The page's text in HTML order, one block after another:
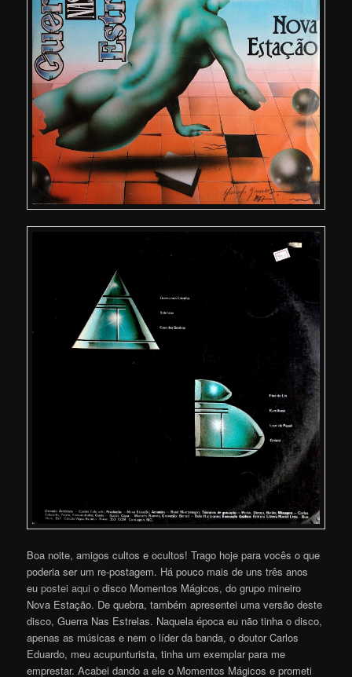
Boa noite, amigos cultos e ocultos! Trago hoje para vocês o que
poderia ser um re-postagem. Há pouco mais de uns três anos
eupostei aqui o disco Momentos Mágicos, do grupo mineiro
Nova Estação. De quebra, também apresentei uma versão deste
disco, Guerra Nas Estrelas. Naquela época eu não tinha o disco,
apenas as músicas e nem o líder da banda, o doutor Carlos
Eduardo, meu acupunturista, tinha um exemplar para me
emprestar. Acabei dando a ele o Momentos Mágicos e prometi